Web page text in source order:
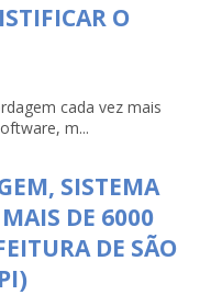
O
cada vez mais
m...
SISTEMA
DE 6000
DE SÃO